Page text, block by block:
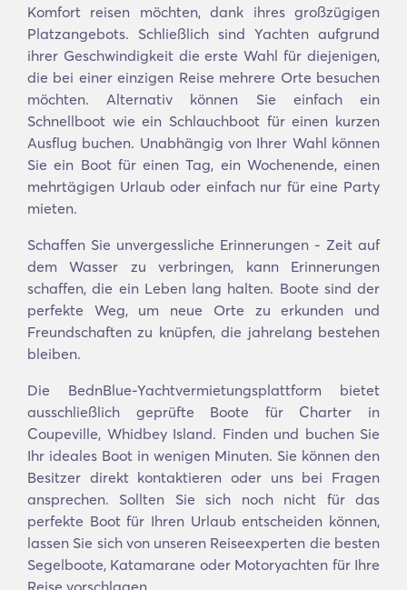
Komfort reisen möchten, dank ihres großzügigen
Platzangebots. Schließlich sind Yachten aufgrund
ihrer Geschwindigkeit die erste Wahl für diejenigen,
die bei einer einzigen Reise mehrere Orte besuchen
möchten. Alternativ können Sie einfach ein
Schnellboot wie ein Schlauchboot für einen kurzen
Ausflug buchen. Unabhängig von Ihrer Wahl können
Sie ein Boot für einen Tag, ein Wochenende, einen
mehrtägigen Urlaub oder einfach nur für eine Party
mieten.
Schaffen Sie unvergessliche Erinnerungen - Zeit auf
dem Wasser zu verbringen, kann Erinnerungen
schaffen, die ein Leben lang halten. Boote sind der
perfekte Weg, um neue Orte zu erkunden und
Freundschaften zu knüpfen, die jahrelang bestehen
bleiben.
Die BednBlue-Yachtvermietungsplattform bietet
ausschließlich geprüfte Boote für Charter in
Coupeville, Whidbey Island. Finden und buchen Sie
Ihr ideales Boot in wenigen Minuten. Sie können den
Besitzer direkt kontaktieren oder uns bei Fragen
ansprechen. Sollten Sie sich noch nicht für das
perfekte Boot für Ihren Urlaub entscheiden können,
lassen Sie sich von unseren Reiseexperten die besten
Segelboote, Katamarane oder Motoryachten für Ihre
Reise vorschlagen.